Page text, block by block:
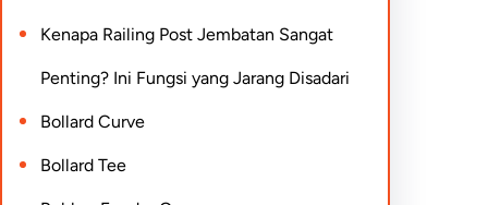
Kenapa Railing Post Jembatan Sangat
Penting? Ini Fungsi yang Jarang Disadari
Bollard Curve
Bollard Tee